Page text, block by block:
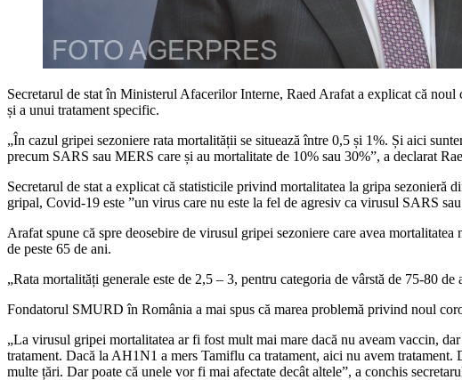
Secretarul de stat în Ministerul Afacerilor Interne, Raed Arafat a explicat că
și a unui tratament specific.
„În cazul gripei sezoniere rata mortalității se situează între 0,5 și 1%. Și aici
precum SARS sau MERS care și au mortalitate de 10% sau 30%”, a declarat
Secretarul de stat a explicat că statisticile privind mortalitatea la gripa sezonieră
gripal, Covid-19 este ”un virus care nu este la fel de agresiv ca virusul SARS
Arafat spune că spre deosebire de virusul gripei sezoniere care avea
de peste 65 de ani.
„Rata mortalități generale este de 2,5 – 3, pentru categoria de vârstă de 75-80
Fondatorul SMURD în România a mai spus că marea problemă privind noul
„La virusul gripei mortalitatea ar fi fost mult mai mare dacă nu aveam vaccin,
tratament. Dacă la AH1N1 a mers Tamiflu ca tratament, aici nu avem
multe țări. Dar poate că unele vor fi mai afectate decât altele”, a conchis